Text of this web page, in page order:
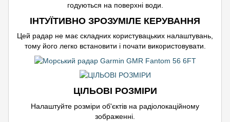
годуються на поверхні води.
ІНТУЇТИВНО ЗРОЗУМІЛЕ КЕРУВАННЯ
Цей радар не має складних користувацьких налаштувань,
тому його легко встановити і почати використовувати.
ЦІЛЬОВІ РОЗМІРИ
Налаштуйте розміри об'єктів на радіолокаційному
зображенні.